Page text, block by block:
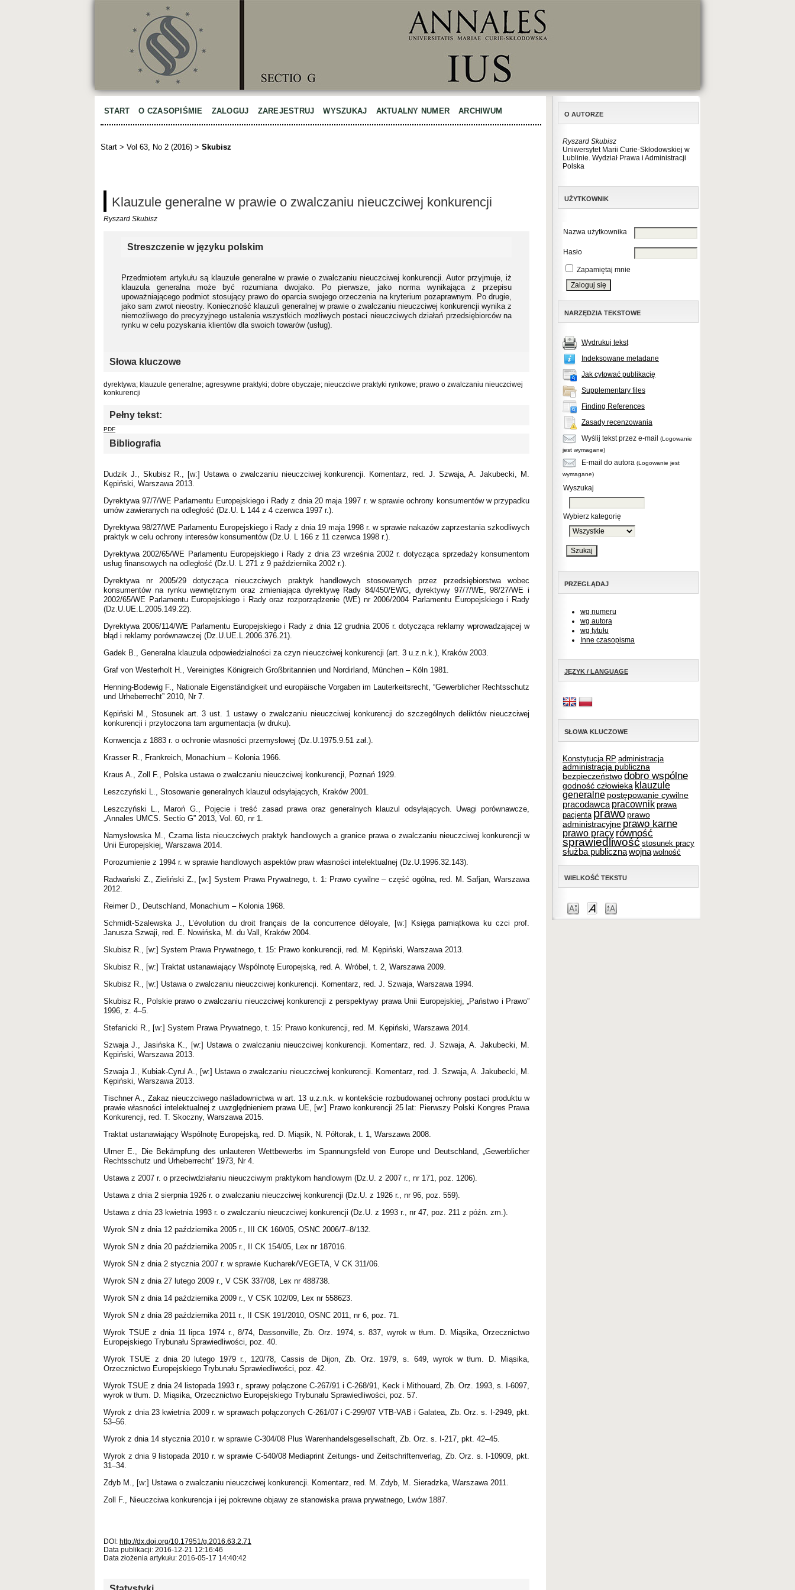
O AUTORZE
Ryszard Skubisz
Uniwersytet Marii Curie-Skłodowskiej w
Lublinie. Wydział Prawa i Administracji
Polska
UŻYTKOWNIK
Nazwa użytkownika
Hasło
Zapamiętaj mnie
NARZĘDZIA TEKSTOWE
Wydrukuj tekst
Indeksowane metadane
Jak cytować publikację
Supplementary files
Finding References
Zasady recenzowania
Wyślij tekst przez e-mail
(Logowanie
jest wymagane)
E-mail do autora (Logowanie jest
wymagane)
Wyszukaj
Wybierz kategorię
PRZEGLĄDAJ
wg numeru
wg autora
wg tytułu
Inne czasopisma
JĘZYK / LANGUAGE
SŁOWA KLUCZOWE
Konstytucja RP administracja
administracja publiczna
bezpieczeństwo dobro wspólne
godność człowieka klauzule
generalne postępowanie cywilne
pracodawca pracownik prawa
pacjenta prawo prawo
administracyjne prawo karne
prawo pracy równość
sprawiedliwość stosunek pracy
służba publicznawojna wolność
WIELKOŚĆ TEKSTU
START O CZASOPIŚMIE ZALOGUJ ZAREJESTRUJ WYSZUKAJ AKTUALNY NUMER ARCHIWUM
Start > Vol 63, No 2 (2016) > Skubisz
Klauzule generalne w prawie o zwalczaniu nieuczciwej konkurencji
Ryszard Skubisz
Streszczenie w języku polskim
Przedmiotem artykułu są klauzule generalne w prawie o zwalczaniu nieuczciwej konkurencji. Autor przyjmuje, iż
klauzula generalna może być rozumiana dwojako. Po pierwsze, jako norma wynikająca z przepisu
upoważniającego podmiot stosujący prawo do oparcia swojego orzeczenia na kryterium pozaprawnym. Po drugie,
jako sam zwrot nieostry. Konieczność klauzuli generalnej w prawie o zwalczaniu nieuczciwej konkurencji wynika z
niemożliwego do precyzyjnego ustalenia wszystkich możliwych postaci nieuczciwych działań przedsiębiorców na
rynku w celu pozyskania klientów dla swoich towarów (usług).
Słowa kluczowe
dyrektywa; klauzule generalne; agresywne praktyki; dobre obyczaje; nieuczciwe praktyki rynkowe; prawo o zwalczaniu nieuczciwej
konkurencji
Pełny tekst:
PDF
Bibliografia
Dudzik J., Skubisz R., [w:] Ustawa o zwalczaniu nieuczciwej konkurencji. Komentarz, red. J. Szwaja, A. Jakubecki, M.
Kępiński, Warszawa 2013.
Dyrektywa 97/7/WE Parlamentu Europejskiego i Rady z dnia 20 maja 1997 r. w sprawie ochrony konsumentów w przypadku
umów zawieranych na odległość (Dz.U. L 144 z 4 czerwca 1997 r.).
Dyrektywa 98/27/WE Parlamentu Europejskiego i Rady z dnia 19 maja 1998 r. w sprawie nakazów zaprzestania szkodliwych
praktyk w celu ochrony interesów konsumentów (Dz.U. L 166 z 11 czerwca 1998 r.).
Dyrektywa 2002/65/WE Parlamentu Europejskiego i Rady z dnia 23 września 2002 r. dotycząca sprzedaży konsumentom
usług finansowych na odległość (Dz.U. L 271 z 9 października 2002 r.).
Dyrektywa nr 2005/29 dotycząca nieuczciwych praktyk handlowych stosowanych przez przedsiębiorstwa wobec
konsumentów na rynku wewnętrznym oraz zmieniająca dyrektywę Rady 84/450/EWG, dyrektywy 97/7/WE, 98/27/WE i
2002/65/WE Parlamentu Europejskiego i Rady oraz rozporządzenie (WE) nr 2006/2004 Parlamentu Europejskiego i Rady
(Dz.U.UE.L.2005.149.22).
Dyrektywa 2006/114/WE Parlamentu Europejskiego i Rady z dnia 12 grudnia 2006 r. dotycząca reklamy wprowadzającej w
błąd i reklamy porównawczej (Dz.U.UE.L.2006.376.21).
Gadek B., Generalna klauzula odpowiedzialności za czyn nieuczciwej konkurencji (art. 3 u.z.n.k.), Kraków 2003.
Graf von Westerholt H., Vereinigtes Königreich Großbritannien und Nordirland, München – Köln 1981.
Henning-Bodewig F., Nationale Eigenständigkeit und europäische Vorgaben im Lauterkeitsrecht, “Gewerblicher Rechtsschutz
und Urheberrecht” 2010, Nr 7.
Kępiński M., Stosunek art. 3 ust. 1 ustawy o zwalczaniu nieuczciwej konkurencji do szczególnych deliktów nieuczciwej
konkurencji i przytoczona tam argumentacja (w druku).
Konwencja z 1883 r. o ochronie własności przemysłowej (Dz.U.1975.9.51 zał.).
Krasser R., Frankreich, Monachium – Kolonia 1966.
Kraus A., Zoll F., Polska ustawa o zwalczaniu nieuczciwej konkurencji, Poznań 1929.
Leszczyński L., Stosowanie generalnych klauzul odsyłających, Kraków 2001.
Leszczyński L., Maroń G., Pojęcie i treść zasad prawa oraz generalnych klauzul odsyłających. Uwagi porównawcze,
„Annales UMCS. Sectio G” 2013, Vol. 60, nr 1.
Namysłowska M., Czarna lista nieuczciwych praktyk handlowych a granice prawa o zwalczaniu nieuczciwej konkurencji w
Unii Europejskiej, Warszawa 2014.
Porozumienie z 1994 r. w sprawie handlowych aspektów praw własności intelektualnej (Dz.U.1996.32.143).
Radwański Z., Zieliński Z., [w:] System Prawa Prywatnego, t. 1: Prawo cywilne – część ogólna, red. M. Safjan, Warszawa
2012.
Reimer D., Deutschland, Monachium – Kolonia 1968.
Schmidt-Szalewska J., L’évolution du droit français de la concurrence déloyale, [w:] Księga pamiątkowa ku czci prof.
Janusza Szwaji, red. E. Nowińska, M. du Vall, Kraków 2004.
Skubisz R., [w:] System Prawa Prywatnego, t. 15: Prawo konkurencji, red. M. Kępiński, Warszawa 2013.
Skubisz R., [w:] Traktat ustanawiający Wspólnotę Europejską, red. A. Wróbel, t. 2, Warszawa 2009.
Skubisz R., [w:] Ustawa o zwalczaniu nieuczciwej konkurencji. Komentarz, red. J. Szwaja, Warszawa 1994.
Skubisz R., Polskie prawo o zwalczaniu nieuczciwej konkurencji z perspektywy prawa Unii Europejskiej, „Państwo i Prawo”
1996, z. 4–5.
Stefanicki R., [w:] System Prawa Prywatnego, t. 15: Prawo konkurencji, red. M. Kępiński, Warszawa 2014.
Szwaja J., Jasińska K., [w:] Ustawa o zwalczaniu nieuczciwej konkurencji. Komentarz, red. J. Szwaja, A. Jakubecki, M.
Kępiński, Warszawa 2013.
Szwaja J., Kubiak-Cyrul A., [w:] Ustawa o zwalczaniu nieuczciwej konkurencji. Komentarz, red. J. Szwaja, A. Jakubecki, M.
Kępiński, Warszawa 2013.
Tischner A., Zakaz nieuczciwego naśladownictwa w art. 13 u.z.n.k. w kontekście rozbudowanej ochrony postaci produktu w
prawie własności intelektualnej z uwzględnieniem prawa UE, [w:] Prawo konkurencji 25 lat: Pierwszy Polski Kongres Prawa
Konkurencji, red. T. Skoczny, Warszawa 2015.
Traktat ustanawiający Wspólnotę Europejską, red. D. Miąsik, N. Półtorak, t. 1, Warszawa 2008.
Ulmer E., Die Bekämpfung des unlauteren Wettbewerbs im Spannungsfeld von Europe und Deutschland, „Gewerblicher
Rechtsschutz und Urheberrecht” 1973, Nr 4.
Ustawa z 2007 r. o przeciwdziałaniu nieuczciwym praktykom handlowym (Dz.U. z 2007 r., nr 171, poz. 1206).
Ustawa z dnia 2 sierpnia 1926 r. o zwalczaniu nieuczciwej konkurencji (Dz.U. z 1926 r., nr 96, poz. 559).
Ustawa z dnia 23 kwietnia 1993 r. o zwalczaniu nieuczciwej konkurencji (Dz.U. z 1993 r., nr 47, poz. 211 z późn. zm.).
Wyrok SN z dnia 12 października 2005 r., III CK 160/05, OSNC 2006/7–8/132.
Wyrok SN z dnia 20 października 2005 r., II CK 154/05, Lex nr 187016.
Wyrok SN z dnia 2 stycznia 2007 r. w sprawie Kucharek/VEGETA, V CK 311/06.
Wyrok SN z dnia 27 lutego 2009 r., V CSK 337/08, Lex nr 488738.
Wyrok SN z dnia 14 października 2009 r., V CSK 102/09, Lex nr 558623.
Wyrok SN z dnia 28 października 2011 r., II CSK 191/2010, OSNC 2011, nr 6, poz. 71.
Wyrok TSUE z dnia 11 lipca 1974 r., 8/74, Dassonville, Zb. Orz. 1974, s. 837, wyrok w tłum. D. Miąsika, Orzecznictwo
Europejskiego Trybunału Sprawiedliwości, poz. 40.
Wyrok TSUE z dnia 20 lutego 1979 r., 120/78, Cassis de Dijon, Zb. Orz. 1979, s. 649, wyrok w tłum. D. Miąsika,
Orzecznictwo Europejskiego Trybunału Sprawiedliwości, poz. 42.
Wyrok TSUE z dnia 24 listopada 1993 r., sprawy połączone C-267/91 i C-268/91, Keck i Mithouard, Zb. Orz. 1993, s. I-6097,
wyrok w tłum. D. Miąsika, Orzecznictwo Europejskiego Trybunału Sprawiedliwości, poz. 57.
Wyrok z dnia 23 kwietnia 2009 r. w sprawach połączonych C‑261/07 i C‑299/07 VTB‑VAB i Galatea, Zb. Orz. s. I‑2949, pkt.
53–56.
Wyrok z dnia 14 stycznia 2010 r. w sprawie C‑304/08 Plus Warenhandelsgesellschaft, Zb. Orz. s. I‑217, pkt. 42–45.
Wyrok z dnia 9 listopada 2010 r. w sprawie C‑540/08 Mediaprint Zeitungs- und Zeitschriftenverlag, Zb. Orz. s. I‑10909, pkt.
31–34.
Zdyb M., [w:] Ustawa o zwalczaniu nieuczciwej konkurencji. Komentarz, red. M. Zdyb, M. Sieradzka, Warszawa 2011.
Zoll F., Nieuczciwa konkurencja i jej pokrewne objawy ze stanowiska prawa prywatnego, Lwów 1887.
DOI: http://dx.doi.org/10.17951/g.2016.63.2.71
Data publikacji: 2016-12-21 12:16:46
Data złożenia artykułu: 2016-05-17 14:40:42